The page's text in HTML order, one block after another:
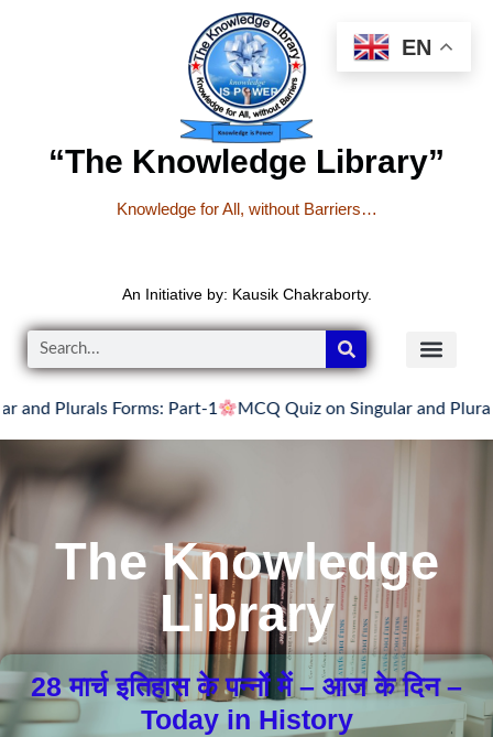
“The Knowledge Library”
Knowledge for All, without Barriers…
An Initiative by: Kausik Chakraborty.
Forms: Part-1 MCQ Quiz on Singular and Plurals
The Knowledge
Library
28 मार्च इतिहास के पन्नों में – आज के दिन –
Today in History
EN